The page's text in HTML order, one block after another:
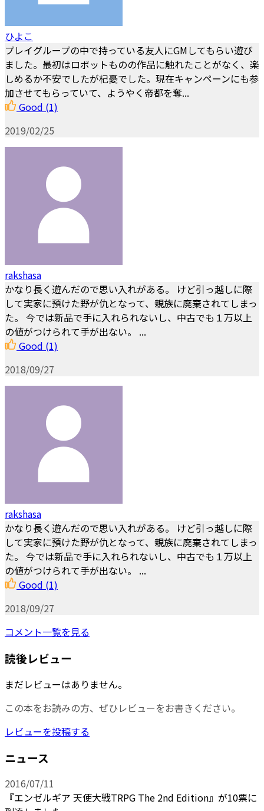
ひよこ
プレイグループの中で持っている友人にGMしてもらい遊び
ました。最初はロボットものの作品に触れたことがなく、楽
しめるか不安でしたが杞憂でした。現在キャンペーンにも参
加させてもらっていて、ようやく帝都を奪...
Good (1)
2019/02/25
rakshasa
かなり長く遊んだので思い入れがある。 けど引っ越しに際
して実家に預けた野が仇となって、親族に廃棄されてしまっ
た。 今では新品で手に入れられないし、中古でも１万以上
の値がつけられて手が出ない。 ...
Good (1)
2018/09/27
rakshasa
かなり長く遊んだので思い入れがある。 けど引っ越しに際
して実家に預けた野が仇となって、親族に廃棄されてしまっ
た。 今では新品で手に入れられないし、中古でも１万以上
の値がつけられて手が出ない。 ...
Good (1)
2018/09/27
コメント一覧を見る
読後レビュー
まだレビューはありません。
この本をお読みの方、ぜひレビューをお書きください。
レビューを投稿する
ニュース
2016/07/11
『エンゼルギア 天使大戦TRPG The 2nd Edition』が10票に